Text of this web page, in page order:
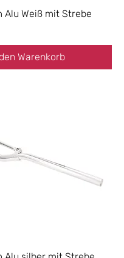
Alu Weiß mit Strebe
Warenkorb